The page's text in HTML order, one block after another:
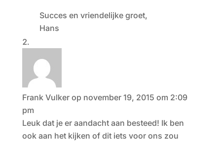
Succes en vriendelijke groet,
Hans
Frank Vulker op november 19, 2015 om 2:09
pm
Leuk dat je er aandacht aan besteed! Ik ben
ook aan het kijken of dit iets voor ons zou